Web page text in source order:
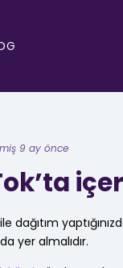
9 ay önce
dağıtım
yer almalıdır.